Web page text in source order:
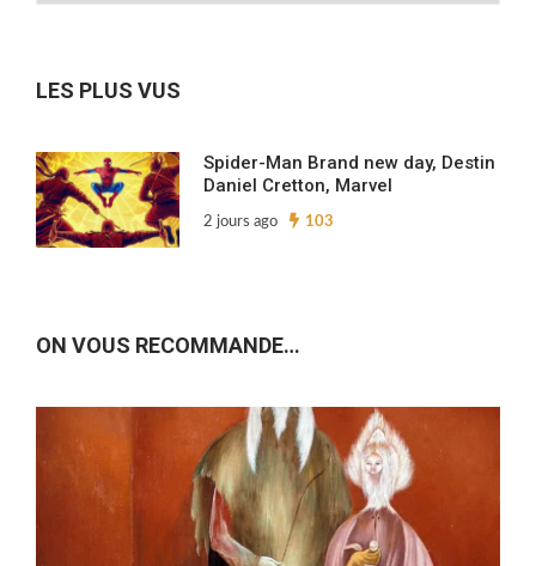
LES PLUS VUS
Spider-Man Brand new day, Destin
Daniel Cretton, Marvel
2 jours ago 103
ON VOUS RECOMMANDE…